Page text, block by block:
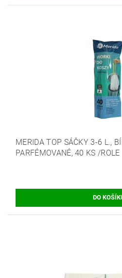
MERIDA TOP SÁČKY 3-6 L.,
PARFÉMOVANÉ, 40 KS /ROLE